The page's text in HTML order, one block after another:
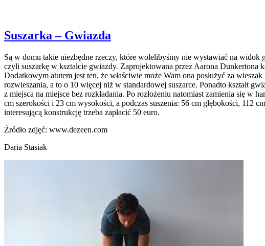
Suszarka – Gwiazda
Są w domu takie niezbędne rzeczy, które wolelibyśmy nie wystawiać na widok
czyli suszarkę w kształcie gwiazdy. Zaprojektowana przez Aarona
Dodatkowym atutem jest ten, że właściwie może Wam ona posłużyć za
rozwieszania, a to o 10 więcej niż w standardowej suszarce. Ponadto kształt
z miejsca na miejsce bez rozkładania. Po rozłożeniu natomiast zamienia się w
cm szerokości i 23 cm wysokości, a podczas suszenia: 56 cm głębokości, 112
interesującą konstrukcję trzeba zapłacić 50 euro.
Źródło zdjęć: www.dezeen.com
Daria Stasiak